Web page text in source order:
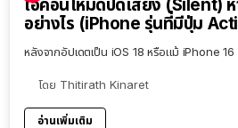
ไอคอนโหมดปิดเสียง (Silent) ห
อย่างไร (iPhone รุ่นที่มีปุ่ม
หลังจากอัปเดตเป็น iOS 18 หรือแม้ iPhone 16
โดย Thitirath Kinaret
อ่านเพิ่มเติม